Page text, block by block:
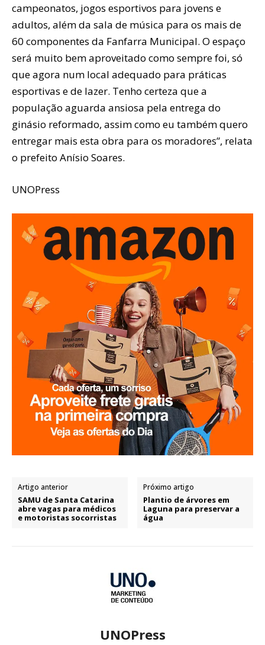
campeonatos, jogos esportivos para jovens e
adultos, além da sala de música para os mais de
60 componentes da Fanfarra Municipal. O espaço
será muito bem aproveitado como sempre foi, só
que agora num local adequado para práticas
esportivas e de lazer. Tenho certeza que a
população aguarda ansiosa pela entrega do
ginásio reformado, assim como eu também quero
entregar mais esta obra para os moradores”, relata
o prefeito Anísio Soares.
UNOPress
Artigo anterior
SAMU de Santa Catarina
abre vagas para médicos
e motoristas socorristas
Próximo artigo
Plantio de árvores em
Laguna para preservar a
água
UNOPress